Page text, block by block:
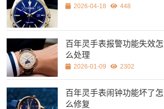
2026-04-18 448
百年灵手表报警功能失效怎
么处理
2026-01-09 2302
百年灵手表闹钟功能坏了怎
么修复